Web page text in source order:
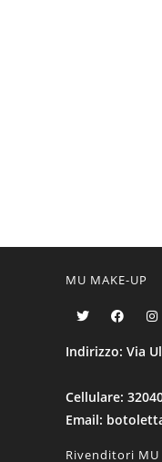
MU MAKE-UP
Indirizzo: Via
Cellulare:
Email:
Rivenditori MU